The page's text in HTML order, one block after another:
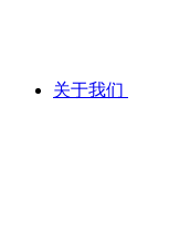
关于我们